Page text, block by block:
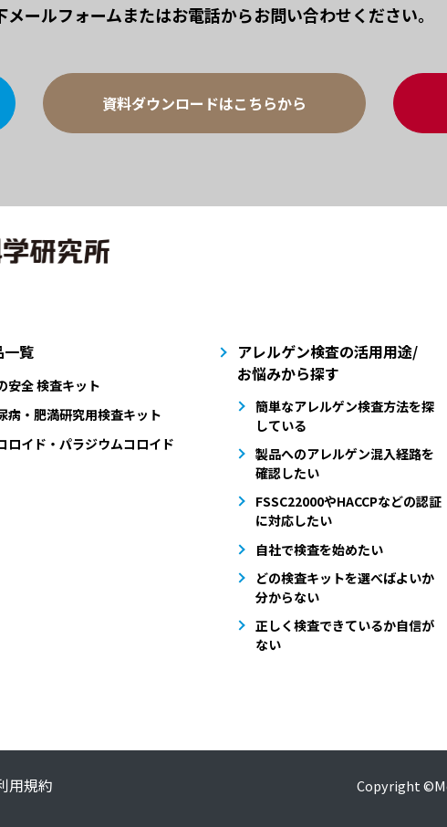
メールフォームまたはお電話からお問い合わせください。
資料ダウンロードはこちらから
覧
安全 検査キット
病・肥満研究用検査キット
ロイド・パラジウムコロイド
アレルゲン検査の活用用途/
お悩みから探す
簡単なアレルゲン検査方法を探
している
製品へのアレルゲン混入経路を
確認したい
FSSC22000やHACCPなどの認証
に対応したい
自社で検査を始めたい
どの検査キットを選べばよいか
分からない
正しく検査できているか自信が
ない
用規約 Copyright